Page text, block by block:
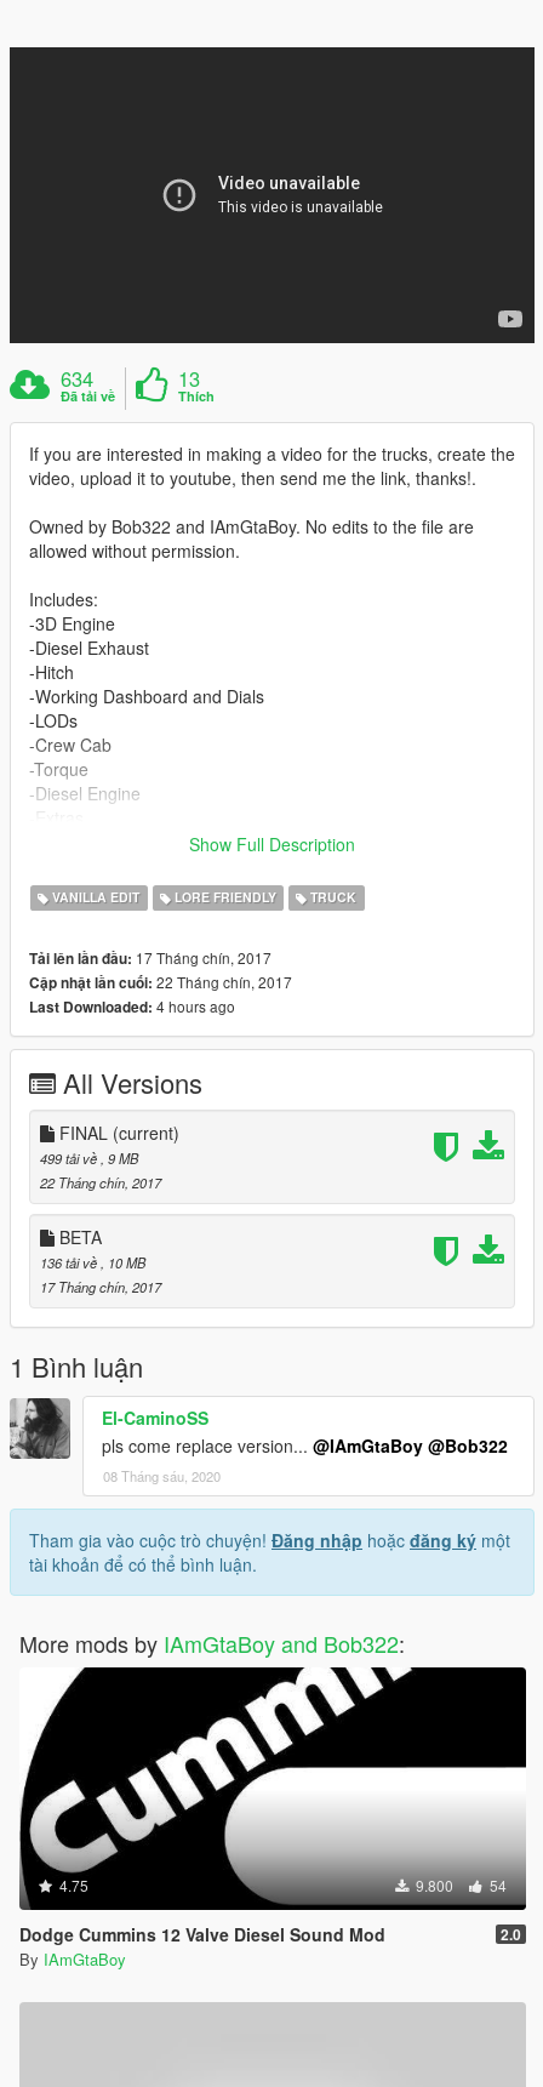
634
Đã tải về
13
Thích
If you are interested in making a video for the trucks, create the
video, upload it to youtube, then send me the link, thanks!.
Owned by Bob322 and IAmGtaBoy. No edits to the file are
allowed without permission.
Includes:
-3D Engine
-Diesel Exhaust
-Hitch
-Working Dashboard and Dials
-LODs
-Crew Cab
-Torque
-Diesel Engine
Spawn vehicles with: bobcatxld and bobcatxlc
D stands for Dually Crew Cab
Final: Fixed Wheels not showing up.
Show Full Description
VANILLA EDIT LORE FRIENDLY TRUCK
Tải lên lần đầu: 17 Tháng chín, 2017
Cập nhật lần cuối: 22 Tháng chín, 2017
Last Downloaded: 4 hours ago
All Versions
FINAL (current)
499 tải về , 9 MB
22 Tháng chín, 2017
BETA
136 tải về
, 10 MB
17 Tháng chín, 2017
1 Bình luận
El-CaminoSS
pls come replace version... @IAmGtaBoy @Bob322
08 Tháng sáu, 2020
Tham gia vào cuộc trò chuyện! Đăng nhập hoặc đăng ký một
tài khoản để có thể bình luận.
More mods by IAmGtaBoy and Bob322:
4.75 9.800 54
Dodge Cummins 12 Valve Diesel Sound Mod 2.0
By IAmGtaBoy